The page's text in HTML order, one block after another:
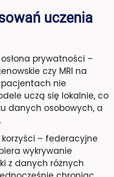
uczenia
prywatności –
czy MRI na
nie
uczą się lokalnie, co
danych osobowych, a
– federacyjne
wykrywanie
z danych różnych